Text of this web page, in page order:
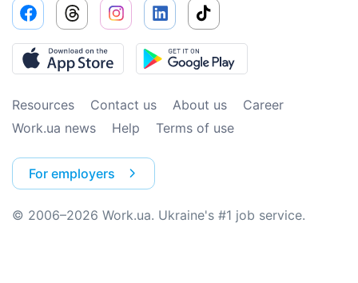
Resources Contact us About us
Сareer
Work.ua news
Help Terms of use
For employers
© 2006–2026 Work.ua. Ukraine's #1 job service.